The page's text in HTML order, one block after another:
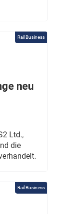
Rail Business
neu
Ltd.,
die
Rail Business